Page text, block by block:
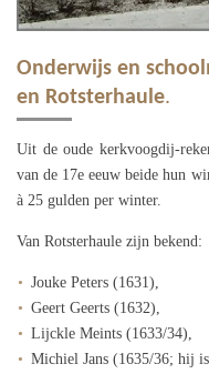
Onderwijs en
en Rotsterhaule.
Uit de oude kerkvoogdij-
van de 17e eeuw beide hun
à 25 gulden per winter.
Van Rotsterhaule zijn bekend:
Jouke Peters (1631),
Geert Geerts (1632),
Lijckle Meints (1633/34),
Michiel Jans (1635/36; hij